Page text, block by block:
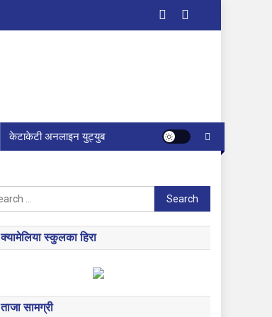
केटाकेटी अनलाइन युट्युब
Search
for:
क्यामेलिया स्कुलका हिरा
ताजा सामग्री